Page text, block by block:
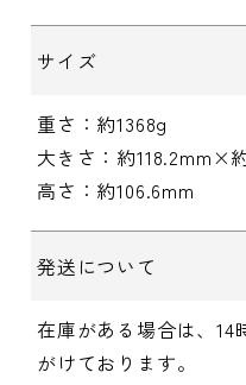
サイズ
重さ：約1368g
大きさ：約118.2mm×
高さ：約106.6mm
発送について
在庫がある場合は、
がけております。